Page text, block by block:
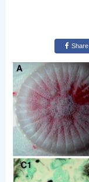
Share